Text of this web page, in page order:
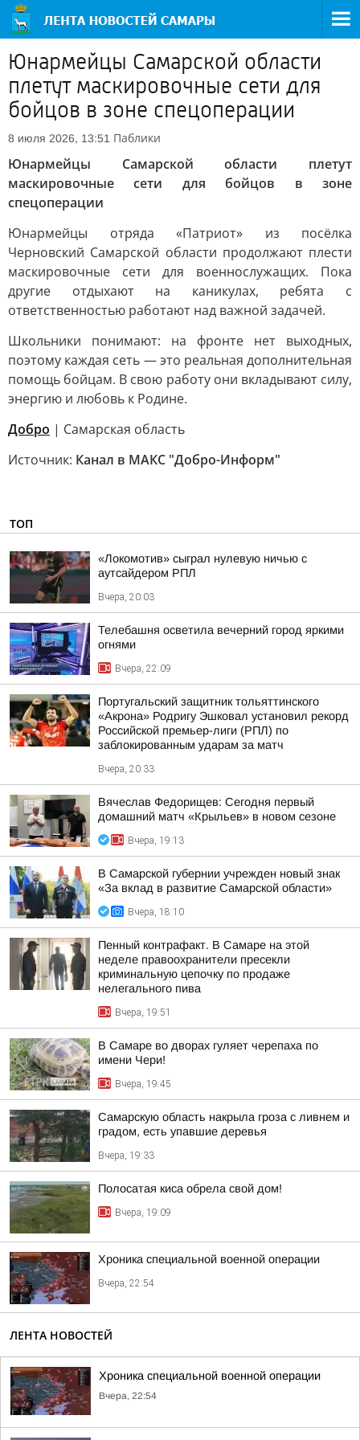
Юнармейцы Самарской области
плетут маскировочные сети для
бойцов в зоне спецоперации
8 июля 2026, 13:51 Паблики
Юнармейцы Самарской области плетут
маскировочные сети для бойцов в зоне
спецоперации
Юнармейцы отряда «Патриот» из посёлка
Черновский Самарской области продолжают плести
маскировочные сети для военнослужащих. Пока
другие отдыхают на каникулах, ребята с
ответственностью работают над важной задачей.
Школьники понимают: на фронте нет выходных,
поэтому каждая сеть — это реальная дополнительная
помощь бойцам. В свою работу они вкладывают силу,
энергию и любовь к Родине.
Добро | Самарская область
Источник: Канал в МАКС "Добро-Информ"
ТОП
«Локомотив» сыграл нулевую ничью с
аутсайдером РПЛ
Вчера, 20:03
Телебашня осветила вечерний город яркими
огнями
Вчера, 22:09
Португальский защитник тольяттинского
«Акрона» Родригу Эшковал установил рекорд
Российской премьер-лиги (РПЛ) по
заблокированным ударам за матч
Вчера, 20:33
Вячеслав Федорищев: Сегодня первый
домашний матч «Крыльев» в новом сезоне
Вчера, 19:13
В Самарской губернии учрежден новый знак
«За вклад в развитие Самарской области»
Вчера, 18:10
Пенный контрафакт. В Самаре на этой
неделе правоохранители пресекли
криминальную цепочку по продаже
нелегального пива
Вчера, 19:51
В Самаре во дворах гуляет черепаха по
имени Чери!
Вчера, 19:45
Самарскую область накрыла гроза с ливнем и
градом, есть упавшие деревья
Вчера, 19:33
Полосатая киса обрела свой дом!
Вчера, 19:09
Хроника специальной военной операции
Вчера, 22:54
ЛЕНТА НОВОСТЕЙ
Хроника специальной военной операции
Вчера, 22:54